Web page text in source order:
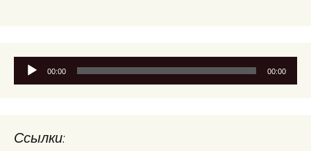
Аудиоплеер
00:00 00:00
Ссылки: